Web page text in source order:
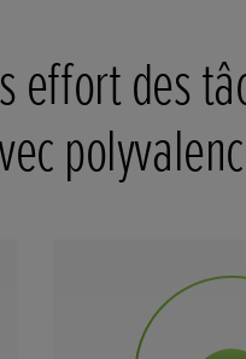
effort des